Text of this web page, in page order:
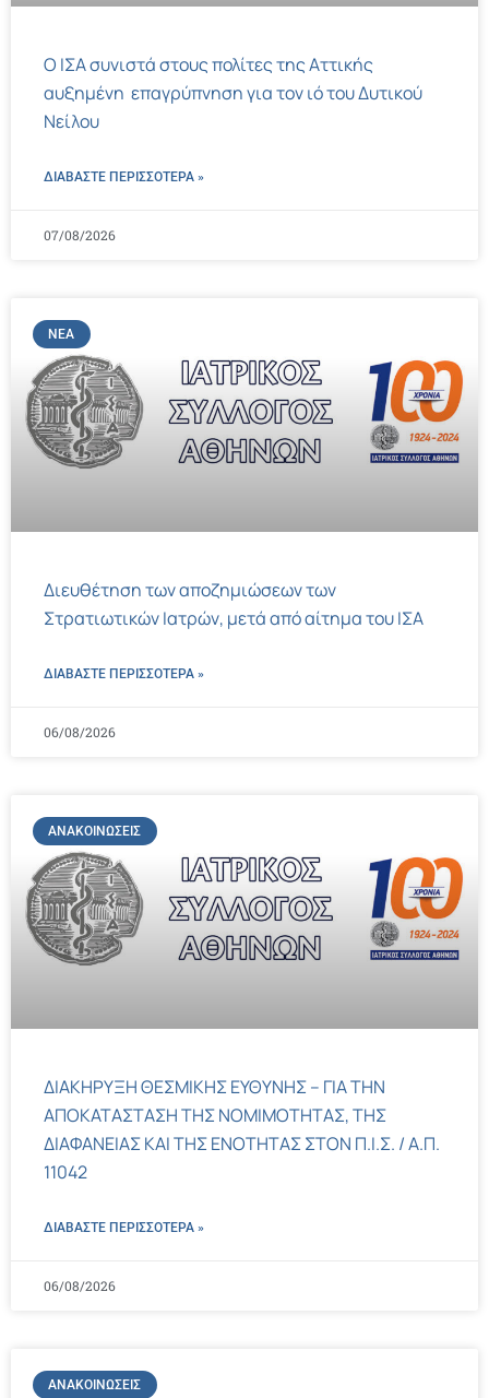
Ο ΙΣΑ συνιστά στους πολίτες της Αττικής
αυξημένη επαγρύπνηση για τον ιό του Δυτικού
Νείλου
ΔΙΑΒΑΣΤΕ ΠΕΡΙΣΣΌΤΕΡΑ »
07/08/2026
ΝΈΑ
Διευθέτηση των αποζημιώσεων των
Στρατιωτικών Ιατρών, μετά από αίτημα του ΙΣΑ
ΔΙΑΒΑΣΤΕ ΠΕΡΙΣΣΌΤΕΡΑ »
06/08/2026
ΑΝΑΚΟΙΝΏΣΕΙΣ
ΔΙΑΚΗΡΥΞΗ ΘΕΣΜΙΚΗΣ ΕΥΘΥΝΗΣ – ΓΙΑ ΤΗΝ
ΑΠΟΚΑΤΑΣΤΑΣΗ ΤΗΣ ΝΟΜΙΜΟΤΗΤΑΣ, ΤΗΣ
ΔΙΑΦΑΝΕΙΑΣ ΚΑΙ ΤΗΣ ΕΝΟΤΗΤΑΣ ΣΤΟΝ Π.Ι.Σ. / Α.Π.
11042
ΔΙΑΒΑΣΤΕ ΠΕΡΙΣΣΌΤΕΡΑ »
06/08/2026
ΑΝΑΚΟΙΝΏΣΕΙΣ